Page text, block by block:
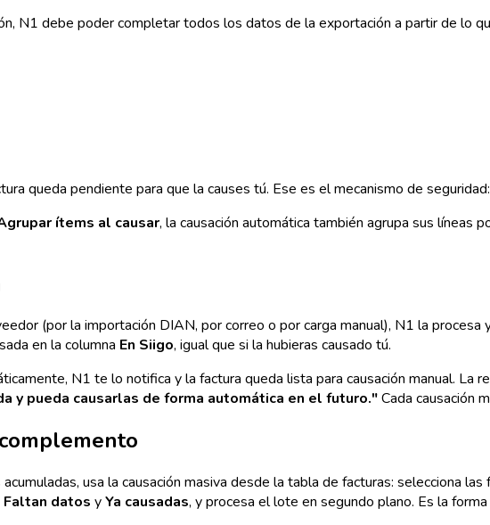
N1 debe poder completar todos los datos de la exportación a partir de lo
queda pendiente para que la causes tú. Ese es el mecanismo de
ítems al causar, la causación automática también agrupa sus líneas
(por la importación DIAN, por correo o por carga manual), N1 la
en la columna En Siigo, igual que si la hubieras causado tú.
N1 te lo notifica y la factura queda lista para causación manual. La
y pueda causarlas de forma automática en el futuro."Cada causación
usa la causación masiva desde la tabla de facturas: selecciona las
Faltan datos yYa causadas, y procesa el lote en segundo plano. Es la